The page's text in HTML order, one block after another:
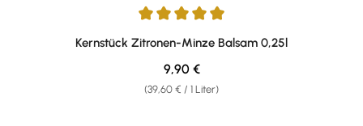
Durchschnittliche Bewertung von 4.9 von 5 Sternen
Kernstück Zitronen-Minze Balsam 0,25l
(39,60 € / 1 Liter)
Regulärer Preis:
9,90 €